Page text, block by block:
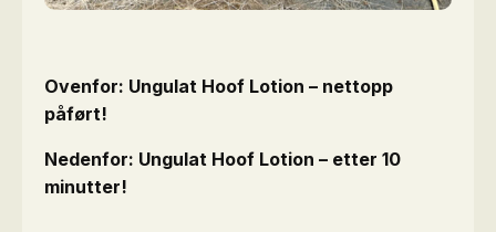
Ovenfor: Ungulat Hoof Lotion – nettopp
påført!
Nedenfor: Ungulat Hoof Lotion – etter 10
minutter!